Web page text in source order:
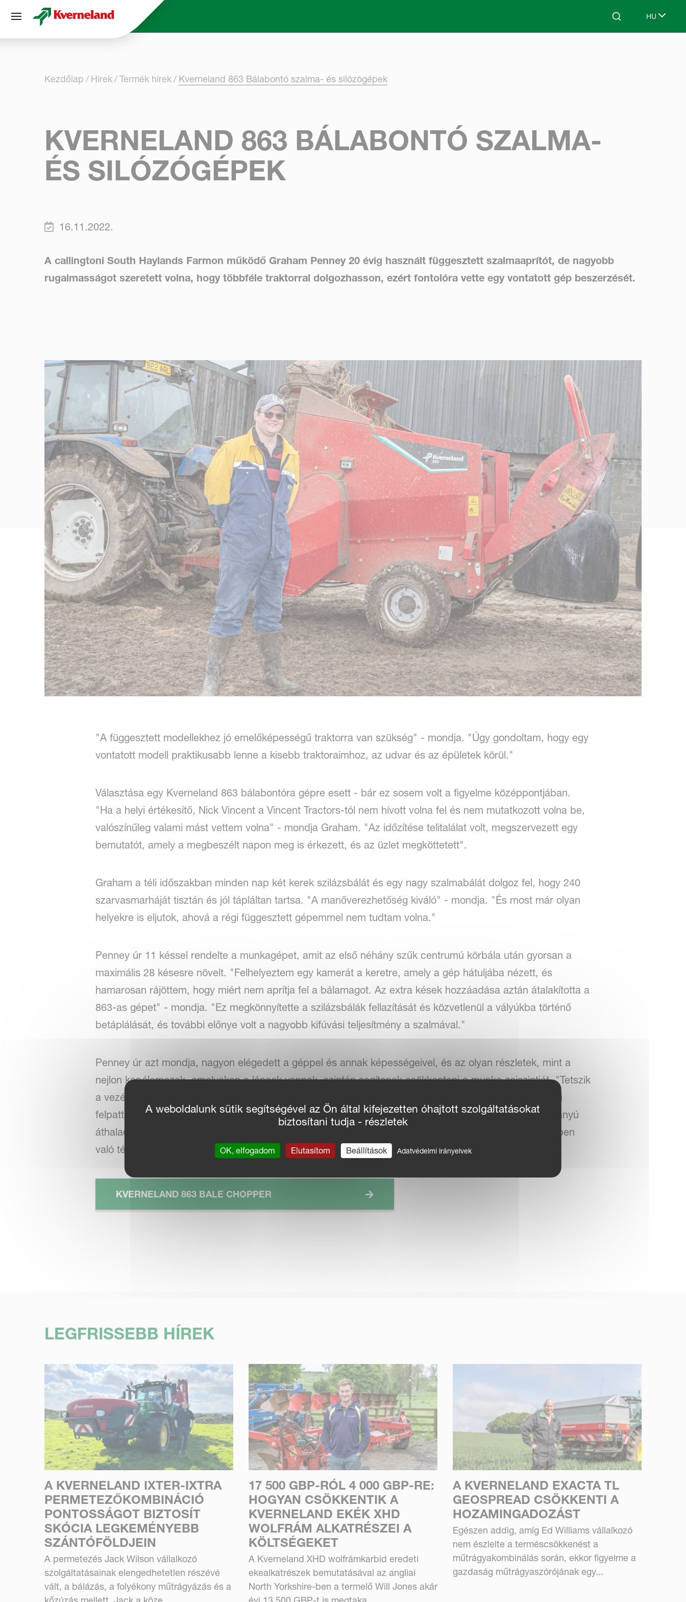
Search HU
Select
Kezdőlap Hírek Termék hírek Kverneland 863 Bálabontó szalma- és silózógépek
KVERNELAND 863 BÁLABONTÓ SZALMA-
ÉS SILÓZÓGÉPEK
16.11.2022.
A callingtoni South Haylands Farmon működő Graham Penney 20 évig használt függesztett szalmaaprítót, de nagyobb
rugalmasságot szeretett volna, hogy többféle traktorral dolgozhasson, ezért fontolóra vette egy vontatott gép beszerzését.
"A függesztett modellekhez jó emelőképességű traktorra van szükség" - mondja. "Úgy gondoltam, hogy egy
vontatott modell praktikusabb lenne a kisebb traktoraimhoz, az udvar és az épületek körül."
Választása egy Kverneland 863 bálabontóra gépre esett - bár ez sosem volt a figyelme középpontjában.
"Ha a helyi értékesítő, Nick Vincent a Vincent Tractors-tól nem hívott volna fel és nem mutatkozott volna be,
valószínűleg valami mást vettem volna" - mondja Graham. "Az időzítése telitalálat volt, megszervezett egy
bemutatót, amely a megbeszélt napon meg is érkezett, és az üzlet megköttetett".
Graham a téli időszakban minden nap két kerek szilázsbálát és egy nagy szalmabálát dolgoz fel, hogy 240
szarvasmarháját tisztán és jól tápláltan tartsa. "A manőverezhetőség kiváló" - mondja. "És most már olyan
helyekre is eljutok, ahová a régi függesztett gépemmel nem tudtam volna."
Penney úr 11 késsel rendelte a munkagépet, amit az első néhány szűk centrumú körbála után gyorsan a
maximális 28 késesre növelt. "Felhelyeztem egy kamerát a keretre, amely a gép hátuljába nézett, és
hamarosan rájöttem, hogy miért nem aprítja fel a bálamagot. Az extra kések hozzáadása aztán átalakította a
863-as gépet" - mondja. "Ez megkönnyítette a szilázsbálák fellazítását és közvetlenül a vályúkba történő
betáplálását, és további előnye volt a nagyobb kifúvási teljesítmény a szalmával."
Penney úr azt mondja, nagyon elégedett a géppel és annak képességeivel, és az olyan részletek, mint a
nejlon kopólemezek, amelyeken a láncok vannak, szintén segítenek csökkenteni a munka zajszintjét. "Tetszik
a vezérlődoboz egyszerűsége is, így ha mással kellene etetnem és almoznom, akkor is nagyon könnyű
felpattanni és használni a gépet" - mondja. "Egy tolatókamerát is beépítettem, hogy segítsen az egyirányú
áthaladásban, valamint egy pár LED-es munkalámpát a hátulján, hogy megkönnyítse a sötét fészerekben
való téli munkát. Ez egy nagyszerű gép, és a Vincent Tractors jó támogatást nyújt."
KVERNELAND 863 BALE CHOPPER
LEGFRISSEBB HÍREK
A KVERNELAND IXTER-IXTRA
PERMETEZŐKOMBINÁCIÓ
PONTOSSÁGOT BIZTOSÍT
SKÓCIA LEGKEMÉNYEBB
SZÁNTÓFÖLDJEIN
A permetezés Jack Wilson vállalkozó
szolgáltatásainak elengedhetetlen részévé
vált, a bálázás, a folyékony műtrágyázás és a
17 500 GBP-RÓL 4 000 GBP-RE:
HOGYAN CSÖKKENTIK A
KVERNELAND EKÉK XHD
WOLFRÁM ALKATRÉSZEI A
KÖLTSÉGEKET
A Kverneland XHD wolfrámkarbid eredeti
ekealkatrészek bemutatásával az angliai
North Yorkshire-ben a termelő Will Jones akár
A KVERNELAND EXACTA TL
GEOSPREAD CSÖKKENTI A
HOZAMINGADOZÁST
Egészen addig, amíg Ed Williams vállalkozó
nem észlelte a terméscsökkenést a
műtrágyakombinálás során, ekkor figyelme a
gazdaság műtrágyaszórójának egy...
Süti preferenciák
A weboldalunk sütik segítségével az Ön által kifejezetten óhajtott szolgáltatásokat
biztosítani tudja - részletek
OK, elfogadom Elutasítom Beállítások Adatvédelmi irányelvek